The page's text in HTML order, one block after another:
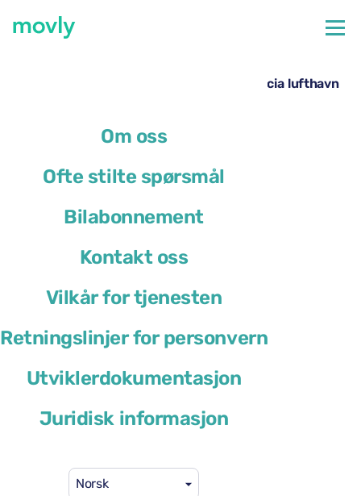
Om oss
Ofte stilte spørsmål
Bilabonnement
Kontakt oss
Vilkår for tjenesten
Retningslinjer for personvern
Utviklerdokumentasjon
Juridisk informasjon
Norsk
Leie av Cupra Leon Sportstourer på Valencia lufthavn
Cupra Leon Sportstourer